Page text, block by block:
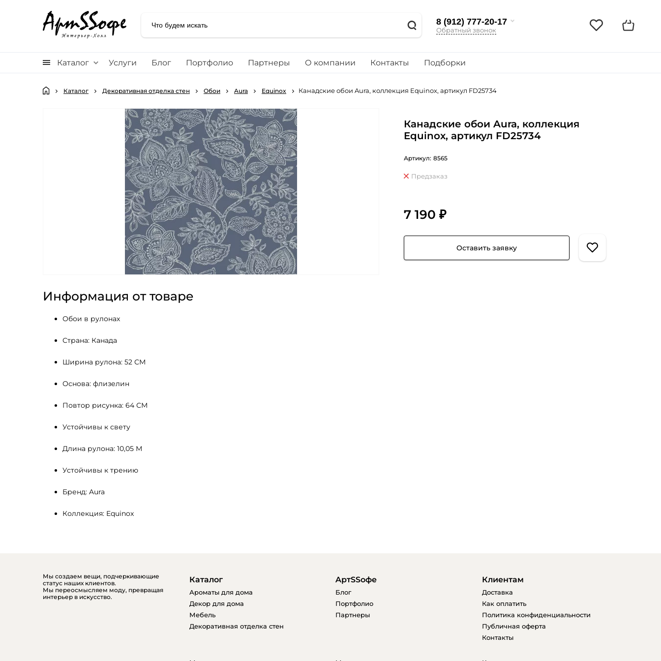
8 (912) 777-20-17
Обратный звонок
Каталог Услуги Блог Портфолио Партнеры О компании Контакты Подборки
Каталог Декоративная отделка стен Обои Aura Equinox Канадские обои Aura, коллекция Equinox, артикул FD25734
Информация от товаре
Обои в рулонах
Страна: Канада
Ширина рулона: 52 СМ
Основа: флизелин
Повтор рисунка: 64 СМ
Устойчивы к свету
Длина рулона: 10,05 М
Устойчивы к трению
Бренд: Aura
Коллекция: Equinox
Канадские обои Aura, коллекция
Equinox, артикул FD25734
Артикул: 8565
Предзаказ
7 190 ₽
Оставить заявку
Мы создаем вещи, подчеркивающие
статус наших клиентов.
Мы переосмысляем моду, превращая
интерьер в искусство.
Каталог
Ароматы для дома
Декор для дома
Мебель
Декоративная отделка стен
AртSSофе
Блог
Портфолио
Партнеры
Клиентам
Доставка
Как оплатить
Политика конфиденциальности
Публичная оферта
Контакты